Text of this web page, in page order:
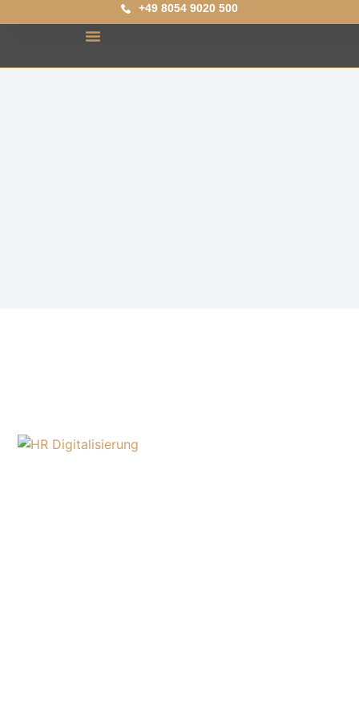
+49 8054 9020 500